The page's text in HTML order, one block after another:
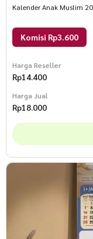
Kalender Anak Muslim
Komisi Rp3.600
Harga Reseller
Rp14.400
Harga Jual
Rp18.000